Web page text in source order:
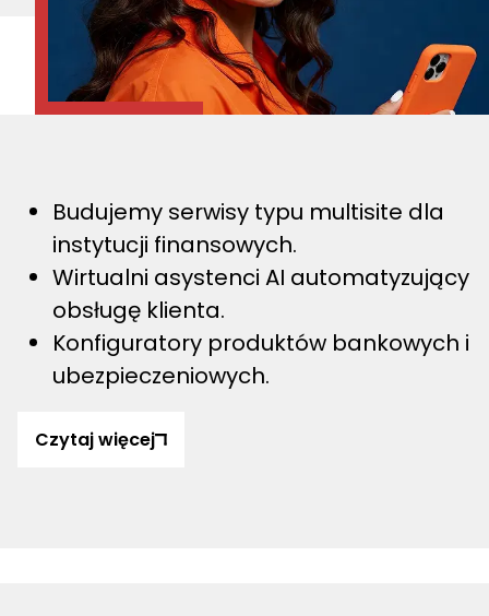
Budujemy serwisy typu multisite dla
instytucji finansowych.
Wirtualni asystenci AI automatyzujący
obsługę klienta.
Konfiguratory produktów bankowych i
ubezpieczeniowych.
Czytaj więcej